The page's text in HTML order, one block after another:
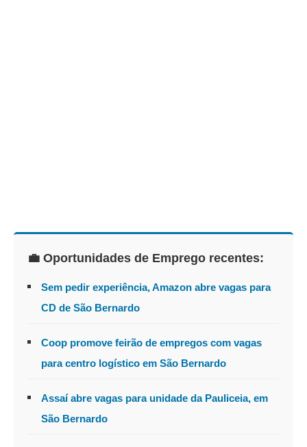
💼 Oportunidades de Emprego recentes:
Sem pedir experiência, Amazon abre vagas para
CD de São Bernardo
Coop promove feirão de empregos com vagas
para centro logístico em São Bernardo
Assaí abre vagas para unidade da Pauliceia, em
São Bernardo